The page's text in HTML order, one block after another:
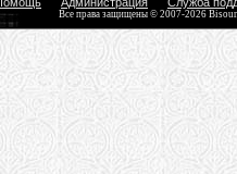
Все права защищены © 2007-2026